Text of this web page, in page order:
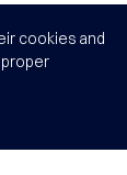
cookies and